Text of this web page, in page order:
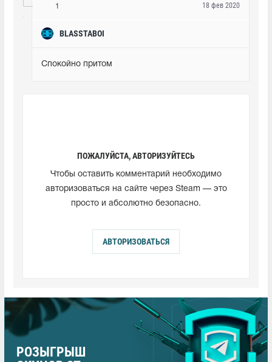
1
BLASSTABOI
18 фев 2020
Спокойно притом
ПОЖАЛУЙСТА, АВТОРИЗУЙТЕСЬ
Чтобы оставить комментарий необходимо
авторизоваться на сайте через Steam — это
просто и абсолютно безопасно.
АВТОРИЗОВАТЬСЯ
РОЗЫГРЫШ